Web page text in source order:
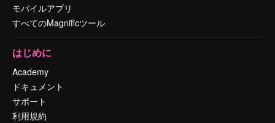
モバイルアプリ
すべてのMagnificツール
はじめに
Academy
ドキュメント
サポート
利用規約